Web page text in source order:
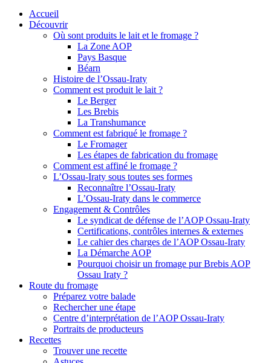
Accueil
Découvrir
Où sont produits le lait et le fromage ?
La Zone AOP
Pays Basque
Béarn
Histoire de l’Ossau-Iraty
Comment est produit le lait ?
Le Berger
Les Brebis
La Transhumance
Comment est fabriqué le fromage ?
Le Fromager
Les étapes de fabrication du fromage
Comment est affiné le fromage ?
L’Ossau-Iraty sous toutes ses formes
Reconnaître l’Ossau-Iraty
L’Ossau-Iraty dans le commerce
Engagement & Contrôles
Le syndicat de défense de l’AOP Ossau-Iraty
Certifications, contrôles internes & externes
Le cahier des charges de l’AOP Ossau-Iraty
La Démarche AOP
Pourquoi choisir un fromage pur Brebis AOP
Ossau Iraty ?
Route du fromage
Préparez votre balade
Rechercher une étape
Centre d’interprétation de l’AOP Ossau-Iraty
Portraits de producteurs
Recettes
Trouver une recette